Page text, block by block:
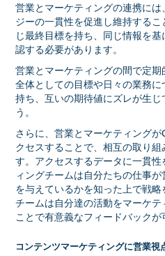
営業とマーケティングの連携に
ジーの一貫性を促進し維持する
じ最終目標を持ち、同じ情報を
認する必要があります。
営業とマーケティングの間で定期
全体としての目標や日々の業務
持ち、互いの期待値にズレが生
う。
さらに、営業とマーケティング
クセスすることで、相互の取り
す。アクセスするデータに一貫
ィングチームは自分たちの仕事
を与えているかを知った上で戦
チームは自分達の活動をマーケ
ことで有意義なフィードバックが
コンテンツマーケティングに営業視